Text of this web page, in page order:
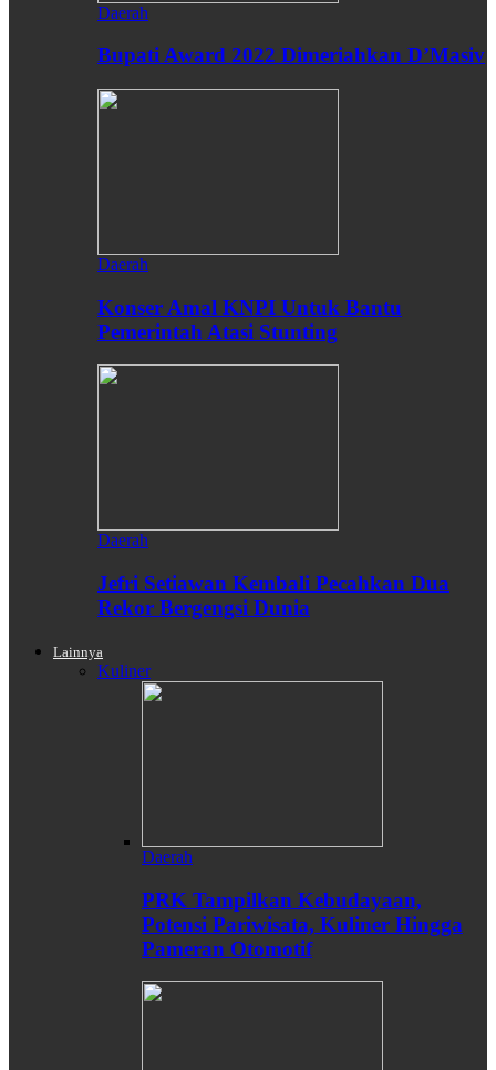
Daerah
Bupati Award 2022 Dimeriahkan D’Masiv
Daerah
Konser Amal KNPI Untuk Bantu
Pemerintah Atasi Stunting
Daerah
Jefri Setiawan Kembali Pecahkan Dua
Rekor Bergengsi Dunia
Lainnya
Kuliner
Daerah
PRK Tampilkan Kebudayaan,
Potensi Pariwisata, Kuliner Hingga
Pameran Otomotif